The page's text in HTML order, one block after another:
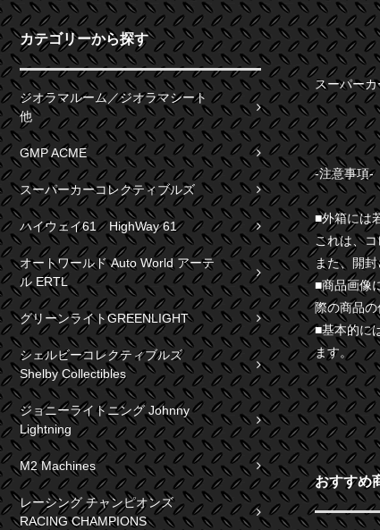
カテゴリーから探す
ジオラマルーム／ジオラマシート
他
GMP ACME
スーパーカーコレクティブルズ
ハイウェイ61 HighWay 61
オートワールド Auto World アーテ
ル ERTL
グリーンライトGREENLIGHT
シェルビーコレクティブルズ
Shelby Collectibles
ジョニーライトニング Johnny
Lightning
M2 Machines
レーシング チャンピオンズ
RACING CHAMPIONS
スーパー
-注意事項-
■外箱には
これは、
また、開
■商品画像
際の商品の
■基本的に
ます。
おすすめ